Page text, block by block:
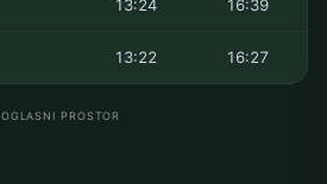
13:24 16:39
13:22 16:27
OGLASNI PROSTOR